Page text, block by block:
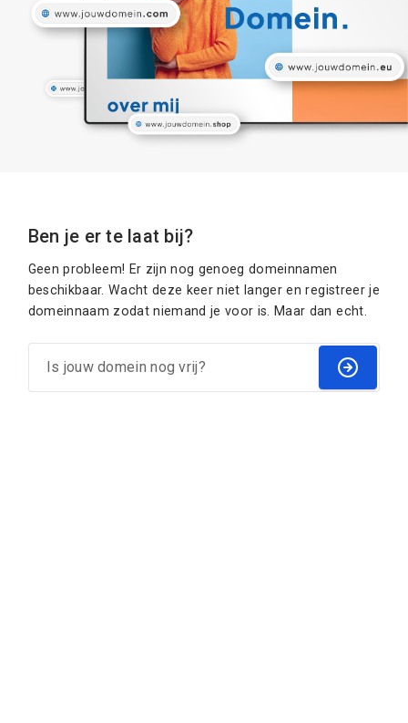
Ben je er te laat bij?
Geen probleem! Er zijn nog genoeg domeinnamen
beschikbaar. Wacht deze keer niet langer en registreer je
domeinnaam zodat niemand je voor is. Maar dan echt.